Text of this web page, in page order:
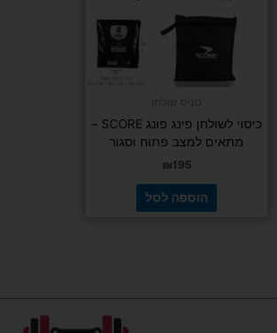
כיסוי לשולחן פינג פונג SCORE –
מתאים למצב פתוח וסגור
₪195
הוספה לסל